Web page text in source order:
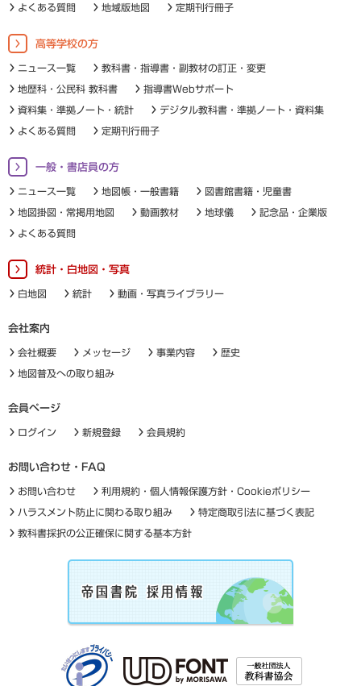
よくある質問 地域版地図 定期刊行冊子
高等学校の方
ニュース一覧 教科書・指導書・副教材の訂正・変更
地歴科・公民科 教科書 指導書Webサポート
資料集・準拠ノート・統計 デジタル教科書・準拠ノート・資料集
よくある質問 定期刊行冊子
一般・書店員の方
ニュース一覧 地図帳・一般書籍 図書館書籍・児童書
地図掛図・常掲用地図 動画教材 地球儀 記念品・企業版
よくある質問
統計・白地図・写真
白地図 統計 動画・写真ライブラリー
会社案内
会社概要 メッセージ 事業内容 歴史
地図普及への取り組み
会員ページ
ログイン 新規登録 会員規約
お問い合わせ・FAQ
お問い合わせ 利用規約・個人情報保護方針・Cookieポリシー
ハラスメント防止に関わる取り組み 特定商取引法に基づく表記
教科書採択の公正確保に関する基本方針